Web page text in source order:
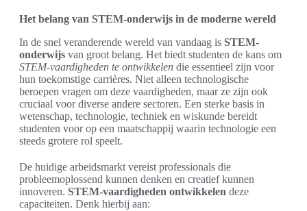
Het belang van STEM-onderwijs in de moderne wereld
In de snel veranderende wereld van vandaag is STEM-
onderwijs van groot belang. Het biedt studenten de kans om
STEM-vaardigheden te ontwikkelen die essentieel zijn voor
hun toekomstige carrières. Niet alleen technologische
beroepen vragen om deze vaardigheden, maar ze zijn ook
cruciaal voor diverse andere sectoren. Een sterke basis in
wetenschap, technologie, techniek en wiskunde bereidt
studenten voor op een maatschappij waarin technologie een
steeds grotere rol speelt.
De huidige arbeidsmarkt vereist professionals die
probleemoplossend kunnen denken en creatief kunnen
innoveren. STEM-vaardigheden ontwikkelen deze
capaciteiten. Denk hierbij aan: